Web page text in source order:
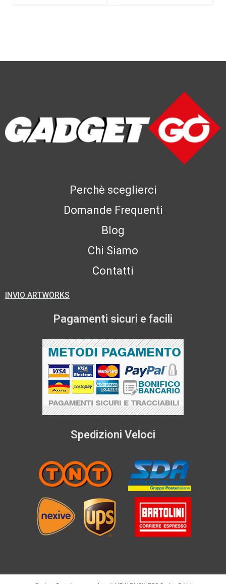
Perchè sceglierci
Domande Frequenti
Blog
Chi Siamo
Contatti
INVIO ARTWORKS
Pagamenti sicuri e facili
Spedizioni Veloci